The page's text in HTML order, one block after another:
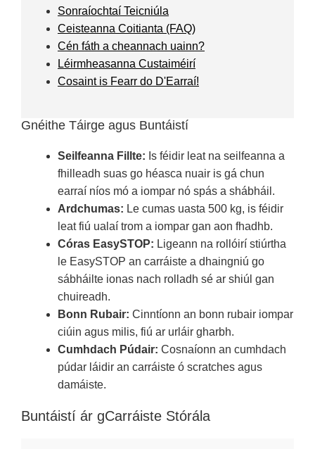
Sonraíochtaí Teicniúla
Ceisteanna Coitianta (FAQ)
Cén fáth a cheannach uainn?
Léirmheasanna Custaiméirí
Cosaint is Fearr do D'Earraí!
Gnéithe Táirge agus Buntáistí
Seilfeanna Fillte: Is féidir leat na seilfeanna a
fhilleadh suas go héasca nuair is gá chun
earraí níos mó a iompar nó spás a shábháil.
Ardchumas: Le cumas uasta 500 kg, is féidir
leat fiú ualaí trom a iompar gan aon fhadhb.
Córas EasySTOP: Ligeann na rollóirí stiúrtha
le EasySTOP an carráiste a dhaingniú go
sábháilte ionas nach rolladh sé ar shiúl gan
chuireadh.
Bonn Rubair: Cinntíonn an bonn rubair iompar
ciúin agus milis, fiú ar urláir gharbh.
Cumhdach Púdair: Cosnaíonn an cumhdach
púdar láidir an carráiste ó scratches agus
damáiste.
Buntáistí ár gCarráiste Stórála